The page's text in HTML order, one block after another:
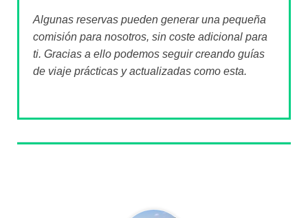
Algunas reservas pueden generar una pequeña
comisión para nosotros, sin coste adicional para
ti. Gracias a ello podemos seguir creando guías
de viaje prácticas y actualizadas como esta.